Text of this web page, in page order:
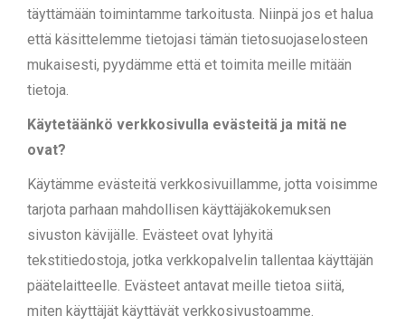
täyttämään toimintamme tarkoitusta. Niinpä jos et halua
että käsittelemme tietojasi tämän tietosuojaselosteen
mukaisesti, pyydämme että et toimita meille mitään
tietoja.
Käytetäänkö verkkosivulla evästeitä ja mitä ne
ovat?
Käytämme evästeitä verkkosivuillamme, jotta voisimme
tarjota parhaan mahdollisen käyttäjäkokemuksen
sivuston kävijälle. Evästeet ovat lyhyitä
tekstitiedostoja, jotka verkkopalvelin tallentaa käyttäjän
päätelaitteelle. Evästeet antavat meille tietoa siitä,
miten käyttäjät käyttävät verkkosivustoamme.